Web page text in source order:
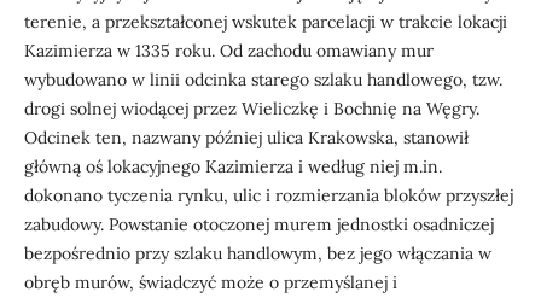
terenie, a przekształconej wskutek parcelacji w trakcie lokacji
Kazimierza w 1335 roku. Od zachodu omawiany mur
wybudowano w linii odcinka starego szlaku handlowego, tzw.
drogi solnej wiodącej przez Wieliczkę i Bochnię na Węgry.
Odcinek ten, nazwany później ulica Krakowska, stanowił
główną oś lokacyjnego Kazimierza i według niej m.in.
dokonano tyczenia rynku, ulic i rozmierzania bloków przyszłej
zabudowy. Powstanie otoczonej murem jednostki osadniczej
bezpośrednio przy szlaku handlowym, bez jego włączania w
obręb murów, świadczyć może o przemyślanej i